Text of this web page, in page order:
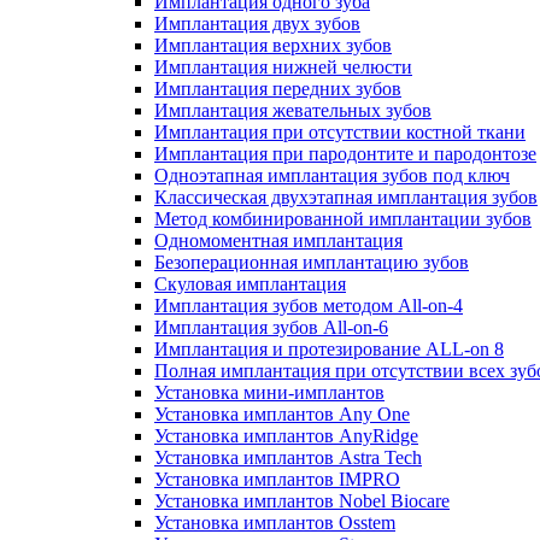
Имплантация двух зубов
Имплантация верхних зубов
Имплантация нижней челюсти
Имплантация передних зубов
Имплантация жевательных зубов
Имплантация при отсутствии костной ткани
Имплантация при пародонтите и пародонтозе
Одноэтапная имплантация зубов под ключ
Классическая двухэтапная имплантация зубов
Метод комбинированной имплантации зубов
Одномоментная имплантация
Безоперационная имплантацию зубов
Скуловая имплантация
Имплантация зубов методом All-on-4
Имплантация зубов All-on-6
Имплантация и протезирование ALL-on 8
Полная имплантация при отсутствии всех
Установка мини-имплантов
Установка имплантов Any One
Установка имплантов AnyRidge
Установка имплантов Astra Tech
Установка имплантов IMPRO
Установка имплантов Nobel Biocare
Установка имплантов Osstem